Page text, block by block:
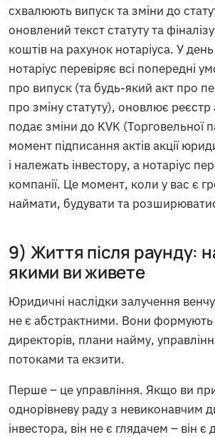
схвалюють випуск та зміни до
оновлений текст статуту та
коштів на рахунок нотаріуса. У
нотаріус перевіряє всі попередні
про випуск (та будь-який акт про
про зміну статуту), оновлює реєстр
подає зміни до KVK (Торговельної
момент підписання актів акції
і належать інвестору, а нотаріус
компанії. Це момент, коли у вас є
наймати, будувати та
9) Життя після раунду:
якими ви живете
Юридичні наслідки залучення
не є абстрактними. Вони формують
директорів, плани найму,
потоками та екзити.
Перше – це управління. Якщо ви
однорівневу раду з невиконавчим
інвестора, він не є глядачем – він